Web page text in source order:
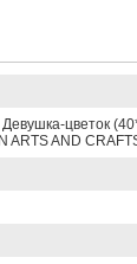
цветок
ARTS AND